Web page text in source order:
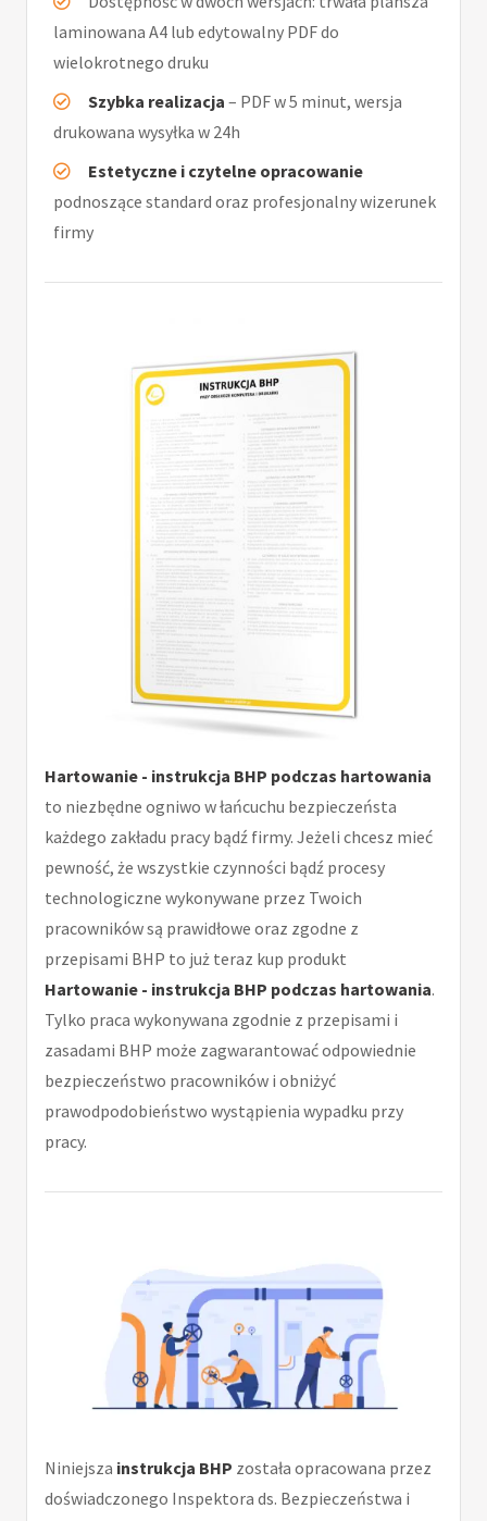
laminowana A4 lub edytowalny PDF do
wielokrotnego druku
Szybka realizacja – PDF w 5 minut, wersja
drukowana wysyłka w 24h
Estetyczne i czytelne opracowanie
podnoszące standard oraz profesjonalny wizerunek
firmy
Hartowanie - instrukcja BHP podczas hartowania
to niezbędne ogniwo w łańcuchu bezpieczeństa
każdego zakładu pracy bądź firmy. Jeżeli chcesz mieć
pewność, że wszystkie czynności bądź procesy
technologiczne wykonywane przez Twoich
pracowników są prawidłowe oraz zgodne z
przepisami BHP to już teraz kup produkt
Hartowanie - instrukcja BHP podczas hartowania.
Tylko praca wykonywana zgodnie z przepisami i
zasadami BHP może zagwarantować odpowiednie
bezpieczeństwo pracowników i obniżyć
prawodpodobieństwo wystąpienia wypadku przy
pracy.
Niniejsza instrukcja BHP została opracowana przez
doświadczonego Inspektora ds. Bezpieczeństwa i